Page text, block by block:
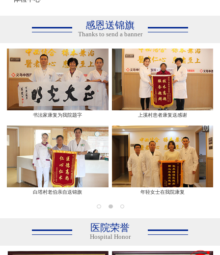
感恩送锦旗
Thanks to send a banner
书法家康复为我院题字 上溪村患者康复送感谢
白塔村老伯亲自送锦旗 年轻女士在我院康复
医院荣誉
Hospital Honor